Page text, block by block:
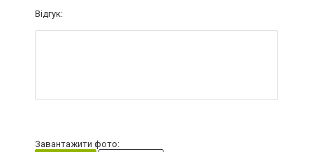
Відгук:
Завантажити фото: